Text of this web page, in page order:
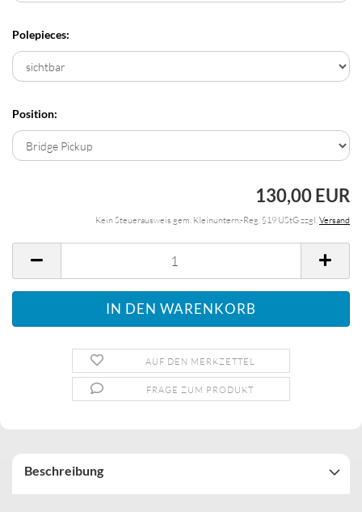
Polepieces:
Position:
130,00 EUR
Kein Steuerausweis gem. Kleinuntern.-Reg. §19 UStG zzgl. Versand
AUF DEN MERKZETTEL
FRAGE ZUM PRODUKT
Beschreibung